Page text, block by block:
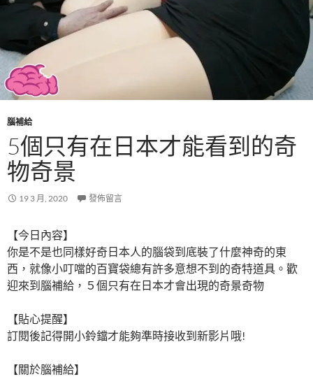
腦補給
5個只有在日本才能看到的奇
物奇景
19 3 月, 2020 發佈留言
【今日內容】
你是不是也同樣好奇日本人的腦袋到底裝了什麼神奇的東
西，就像小叮噹的百寶袋總有許多意想不到的奇特道具。歡
迎來到腦補給，５個只有在日本才會出現的奇景奇物
【貼心提醒】
訂閱後記得開小鈴鐺才能夠準時接收到新影片哦!
【關於腦補給】